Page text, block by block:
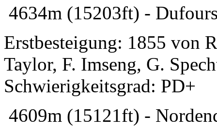
4634m (15203ft) -
Erstbesteigung: 1855 von
Taylor, F. Imseng, G.
Schwierigkeitsgrad: PD+
4609m (15121ft) -